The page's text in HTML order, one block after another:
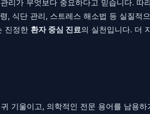
리가 무엇보다 중요하다고 믿습니다. 따
, 식단 관리, 스트레스 해소법 등 실질적
진정한 환자 중심 진료의 실천입니다. 더
기울이고, 의학적인 전문 용어를 남용하